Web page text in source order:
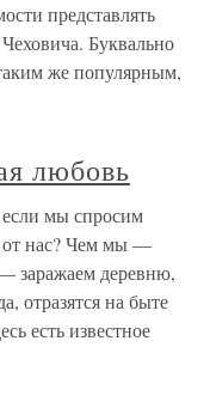
представлять
Буквально
же популярным,
любовь
мы спросим
от нас? Чем мы —
заражаем деревню,
отразятся на быте
есть известное